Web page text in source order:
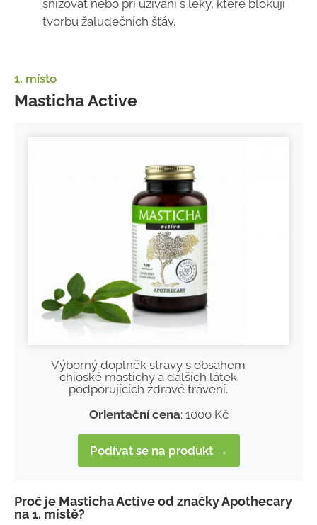
snižovat nebo při užívání s léky, které blokují
tvorbu žaludečních šťáv.
1. místo
Masticha Active
Výborný doplněk stravy s obsahem
chioské mastichy a dalších látek
podporujících zdravé trávení.
Orientační cena: 1000 Kč
Podívat se na produkt →
Proč je Masticha Active od značky Apothecary
na 1. místě?